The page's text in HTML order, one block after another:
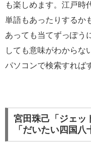
も楽しめます。江戸時
単語もあったりするか
あっても当てずっぽう
しても意味がわからな
パソコンで検索すれば
宮田珠己「ジェッ
「だいたい四国